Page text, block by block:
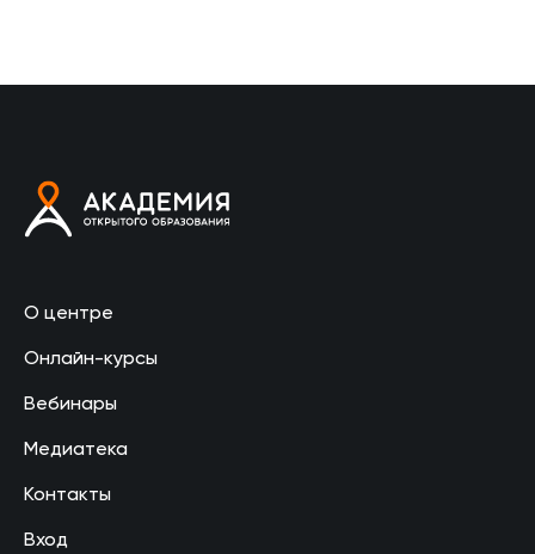
О центре
Онлайн-курсы
Вебинары
Медиатека
Контакты
Вход